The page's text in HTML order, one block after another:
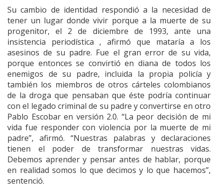
Su cambio de identidad respondió a la necesidad de
tener un lugar donde vivir porque a la muerte de su
progenitor, el 2 de diciembre de 1993, ante una
insistencia periodística , afirmó que mataría a los
asesinos de su padre. Fue el gran error de su vida,
porque entonces se convirtió en diana de todos los
enemigos de su padre, incluida la propia policía y
también los miembros de otros cárteles colombianos
de la droga que pensaban que éste podría continuar
con el legado criminal de su padre y convertirse en otro
Pablo Escobar en versión 2.0. “La peor decisión de mi
vida fue responder con violencia por la muerte de mi
padre”, afirmó. “Nuestras palabras y declaraciones
tienen el poder de transformar nuestras vidas.
Debemos aprender y pensar antes de hablar, porque
en realidad somos lo que decimos y lo que hacemos”,
sentenció.